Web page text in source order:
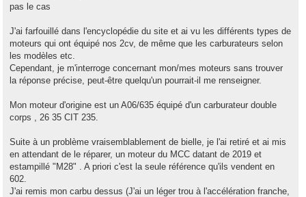
a
pas le cas
J'ai farfouillé dans l'encyclopédie du site et ai vu les différents types de
moteurs qui ont équipé nos 2cv, de même que les carburateurs selon
les modèles etc.
Cependant, je m'interroge concernant mon/mes moteurs sans trouver
la réponse précise, peut-être quelqu'un pourrait-il me renseigner.
Mon moteur d'origine est un A06/635 équipé d'un carburateur double
corps , 26 35 CIT 235.
Suite à un problème vraisemblablement de bielle, je l'ai retiré et ai mis
en attendant de le réparer, un moteur du MCC datant de 2019 et
estampillé "M28" . A priori c'est la seule référence qu'ils vendent en
602.
J'ai remis mon carbu dessus (J'ai un léger trou à l'accélération franche,